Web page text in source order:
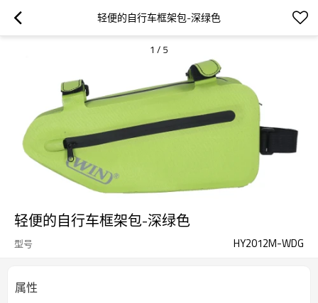
轻便的自行车框架包-深绿色
1 / 5
轻便的自行车框架包-深绿色
型号 HY2012M-WDG
属性